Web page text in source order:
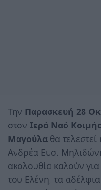
Την Παρασκευή 28
στον Ιερό Ναό
Μαγούλα θα
Ανδρέα Ευσ.
ακολουθία καλούν
του Ελένη, τα